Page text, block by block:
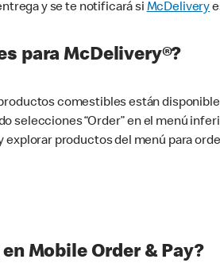
y se te notificará si McDelivery
para McDelivery®?
comestibles están
selecciones “Order” en el menú
explorar productos del menú para
Mobile Order & Pay?